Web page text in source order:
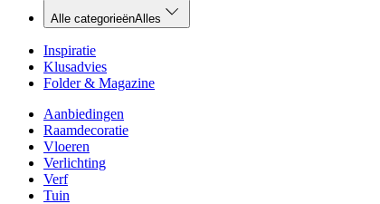
Alle categorieënAlles
Inspiratie
Klusadvies
Folder & Magazine
Aanbiedingen
Raamdecoratie
Vloeren
Verlichting
Verf
Tuin